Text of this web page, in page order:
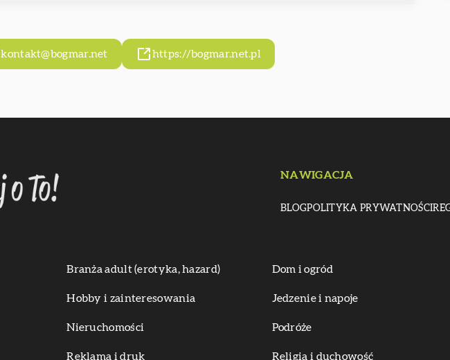
kontakt@bogmar.net https://bogmar.net.pl
NAWIGACJA
BLOGPOLITYKA PRYWATNOŚCI
Branża adult (erotyka, hazard) Dom i ogród
Hobby i zainteresowania Jedzenie i napoje
Nieruchomości Podróże
Reklama i druk Religia i duchowość